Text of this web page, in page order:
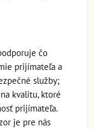
čo
prijímateľa a
služby;
kvalitu, ktoré
prijímateľa.
je pre nás